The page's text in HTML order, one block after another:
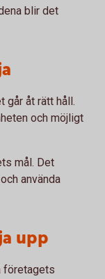
blir det
går åt rätt håll.
och möjligt
mål. Det
använda
upp
företagets